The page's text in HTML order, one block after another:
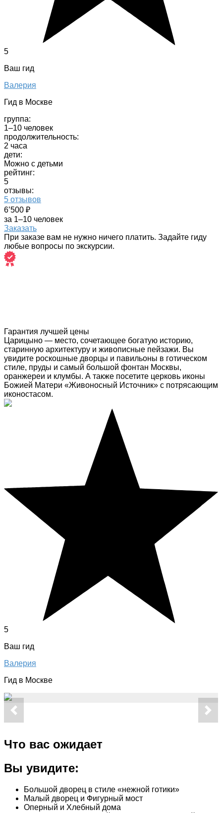
5
Ваш гид
Валерия
Гид в Москве
группа:
1–10 человек
продолжительность:
2 часа
дети:
Можно с детьми
рейтинг:
5
отзывы:
5 отзывов
6’500 ₽
за 1–10 человек
Заказать
При заказе вам не нужно ничего платить. Задайте гиду
любые вопросы по экскурсии.
Гарантия лучшей цены
Царицыно — место, сочетающее богатую историю,
старинную архитектуру и живописные пейзажи. Вы
увидите роскошные дворцы и павильоны в готическом
стиле, пруды и самый большой фонтан Москвы,
оранжереи и клумбы. А также посетите церковь иконы
Божией Матери «Живоносный Источник» с потрясающим
иконостасом.
5
Ваш гид
Валерия
Гид в Москве
Что вас ожидает
Вы увидите:
Большой дворец в стиле «нежной готики»
Малый дворец и Фигурный мост
Оперный и Хлебный дома